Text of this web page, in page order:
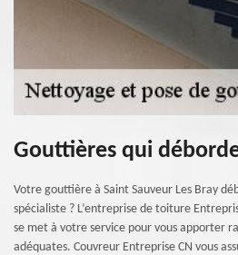
Gouttières qui
Votre gouttière à Saint Sauveur Les Bray
spécialiste ? L’entreprise de toiture
se met à votre service pour vous apporter
adéquates. Couvreur Entreprise CN vous